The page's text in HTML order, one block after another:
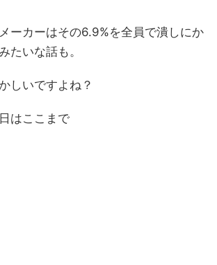
ーカーはその6.9%を全員で潰しにか
たいな話も。
しいですよね？
はここまで